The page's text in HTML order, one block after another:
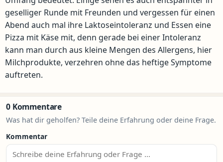
geselliger Runde mit Freunden und vergessen für einen
Abend auch mal ihre Laktoseintoleranz und Essen eine
Pizza mit Käse mit, denn gerade bei einer Intoleranz
kann man durch aus kleine Mengen des Allergens, hier
Milchprodukte, verzehren ohne das heftige Symptome
auftreten.
0 Kommentare
Was hat dir geholfen? Teile deine Erfahrung oder deine Frage.
Kommentar